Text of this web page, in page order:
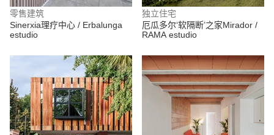
零售建筑
Sinerxia理疗中心 / Erbalunga
estudio
独立住宅
厄瓜多尔‘软隔断’之家Mirador /
RAMA estudio